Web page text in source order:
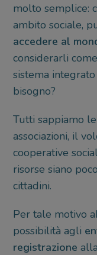
molto semplice:
ambito sociale,
accedere al
considerarli
sistema
bisogno?
Tutti sappiamo le
associazioni, il
cooperative
risorse siano
cittadini.
Per tale motivo
possibilità agli
registrazione